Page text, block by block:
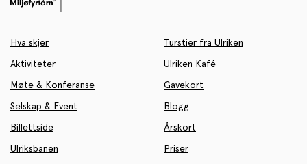
Hva skjer
Aktiviteter
Møte & Konferanse
Selskap & Event
Billettside
Ulriksbanen
Turstier fra Ulriken
Ulriken Kafé
Gavekort
Blogg
Årskort
Priser